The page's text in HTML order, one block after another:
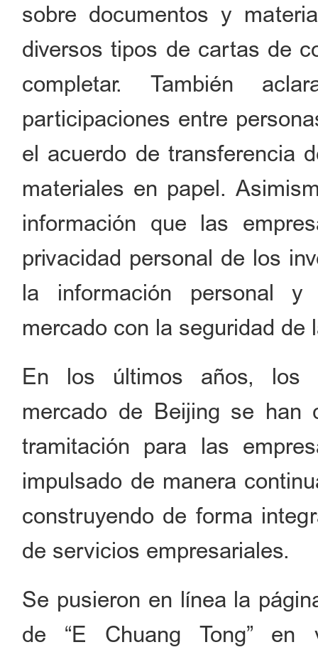
sobre documentos y
diversos tipos de cartas de
completar. También
participaciones entre
el acuerdo de transferencia
materiales en papel.
información que las
privacidad personal de los
la información personal y
mercado con la seguridad
En los últimos años, los
mercado de Beijing se han
tramitación para las
impulsado de manera
construyendo de forma
de servicios empresariales.
Se pusieron en línea la
de “E Chuang Tong” en